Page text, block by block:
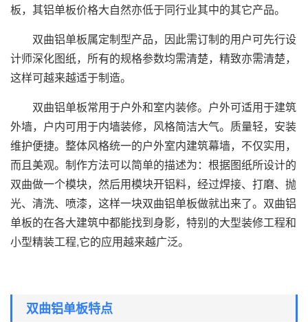
板，其铝单板价格大自然亦低于同行业其中的其它产品。
双曲铝单板属定制型产品，因此需订制的用户可先行设
计师深化图纸，所有的规格参数均需清楚，精致亦需清楚，
这样可越来越适于制造。
双曲铝单板常用于户外和室内装修。户外可适用于建筑
外墙，户内可用于内墙装修，风格简洁大气。质量轻，安装
维护便捷。整体风格统一的户外室内建筑幕墙，不仅实用，
而且美观。制作方法可以简单的描述为：根据图纸所设计的
双曲做一个模块，然后用模块开铝料，经过焊接、打磨、抛
光、清洗、喷漆，这样一块双曲铝单板做就出来了。双曲铝
单板的在各大建筑中都能找到身影，特别的大型装修工程和
小型精装工程,它的应用越来越广泛。
双曲铝单板特点